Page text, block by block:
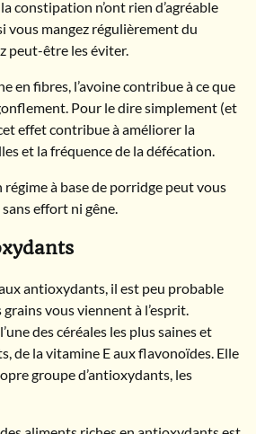
constipation n’ont rien d’agréable
vous mangez régulièrement du
peut-être les éviter.
en fibres, l’avoine contribue à ce que
Pour le dire simplement (et
effet contribue à améliorer la
et la fréquence de la défécation.
régime à base de porridge peut vous
effort ni gêne.
antioxydants, il est peu probable
grains vous viennent à l’esprit.
des céréales les plus saines et
de la vitamine E aux flavonoïdes. Elle
groupe d’antioxydants, les